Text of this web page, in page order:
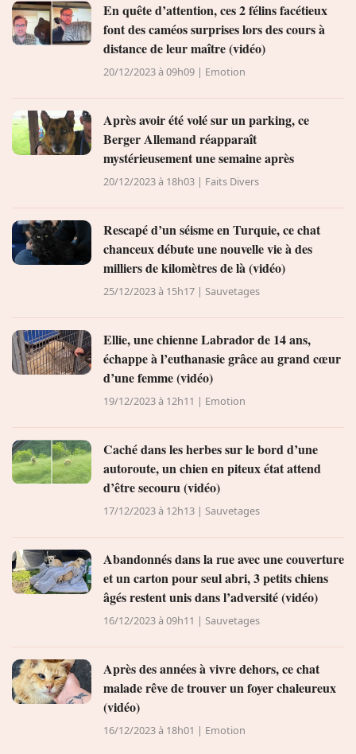
En quête d’attention, ces 2 félins facétieux
font des caméos surprises lors des cours à
distance de leur maître (vidéo)
20/12/2023 à 09h09 | Emotion
Après avoir été volé sur un parking, ce
Berger Allemand réapparaît
mystérieusement une semaine après
20/12/2023 à 18h03 | Faits Divers
Rescapé d’un séisme en Turquie, ce chat
chanceux débute une nouvelle vie à des
milliers de kilomètres de là (vidéo)
25/12/2023 à 15h17 | Sauvetages
Ellie, une chienne Labrador de 14 ans,
échappe à l’euthanasie grâce au grand cœur
d’une femme (vidéo)
19/12/2023 à 12h11 | Emotion
Caché dans les herbes sur le bord d’une
autoroute, un chien en piteux état attend
d’être secouru (vidéo)
17/12/2023 à 12h13 | Sauvetages
Abandonnés dans la rue avec une couverture
et un carton pour seul abri, 3 petits chiens
âgés restent unis dans l’adversité (vidéo)
16/12/2023 à 09h11 | Sauvetages
Après des années à vivre dehors, ce chat
malade rêve de trouver un foyer chaleureux
(vidéo)
16/12/2023 à 18h01 | Emotion